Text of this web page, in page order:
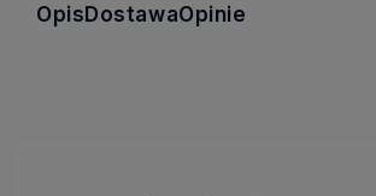
OpisDostawaOpinie